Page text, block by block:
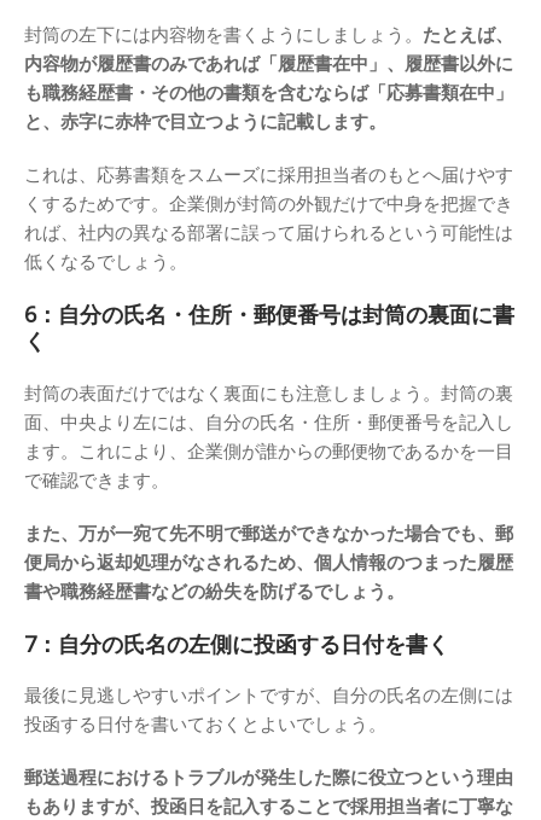
封筒の左下には内容物を書くようにしましょう。 たとえば、
内容物が履歴書のみであれば「履歴書在中」、履歴書以外に
も職務経歴書・その他の書類を含むならば「応募書類在中」
と、赤字に赤枠で目立つように記載します。
これは、応募書類をスムーズに採用担当者のもとへ届けやす
くするためです。企業側が封筒の外観だけで中身を把握でき
れば、社内の異なる部署に誤って届けられるという可能性は
低くなるでしょう。
6：自分の氏名・住所・郵便番号は封筒の裏面に書
く
封筒の表面だけではなく裏面にも注意しましょう。封筒の裏
面、中央より左には、自分の氏名・住所・郵便番号を記入し
ます。これにより、企業側が誰からの郵便物であるかを一目
で確認できます。
また、万が一宛て先不明で郵送ができなかった場合でも、郵
便局から返却処理がなされるため、個人情報のつまった履歴
書や職務経歴書などの紛失を防げるでしょう。
7：自分の氏名の左側に投函する日付を書く
最後に見逃しやすいポイントですが、自分の氏名の左側には
投函する日付を書いておくとよいでしょう。
郵送過程におけるトラブルが発生した際に役立つという理由
もありますが、投函日を記入することで採用担当者に丁寧な